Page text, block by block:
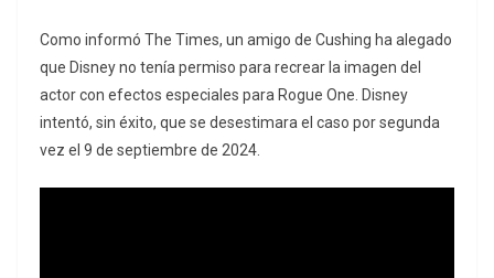
Como informó The Times, un amigo de Cushing ha alegado
que Disney no tenía permiso para recrear la imagen del
actor con efectos especiales para Rogue One. Disney
intentó, sin éxito, que se desestimara el caso por segunda
vez el 9 de septiembre de 2024.